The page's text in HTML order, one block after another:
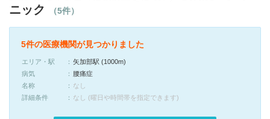
ニック
（5件）
5件の医療機関が見つかりました
エリア・駅
矢加部駅 (1000m)
病気
腰痛症
名称
なし
詳細条件
なし (曜日や時間帯を指定できます)